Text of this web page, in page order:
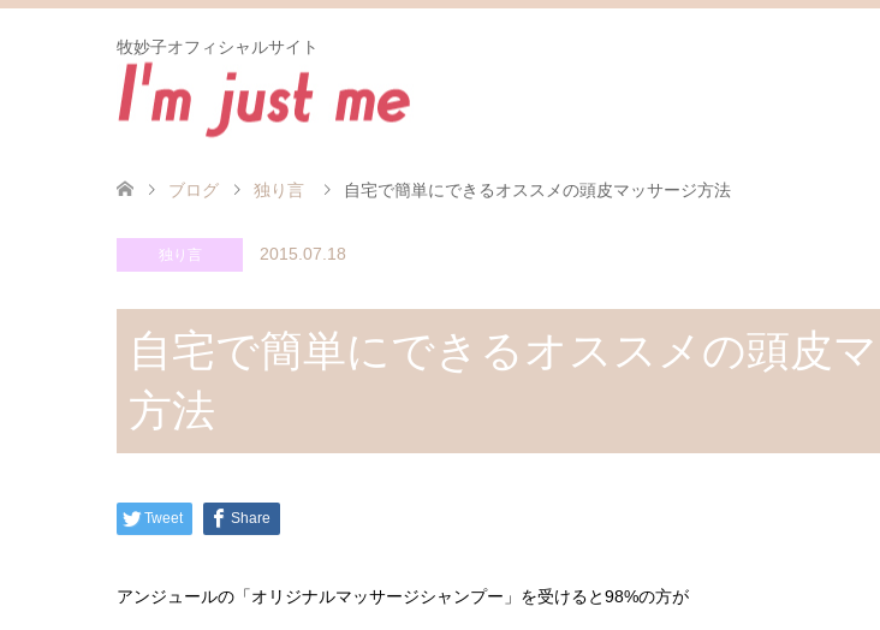
牧妙子オフィシャルサイト
ブログ 独り言 自宅で簡単にできるオススメの頭皮マッサージ方法
独り言 2015.07.18
自宅で簡単にできるオススメの頭皮
方法
Tweet Share
アンジュールの「オリジナルマッサージシャンプー」を受けると98%の方が